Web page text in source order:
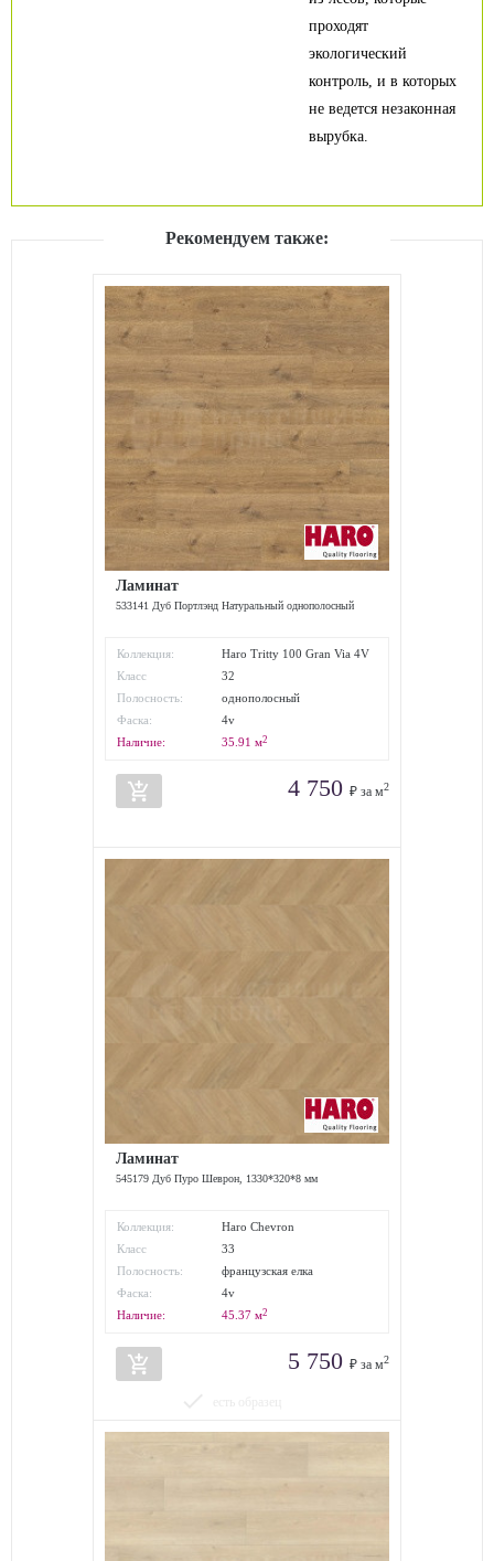
проходят
экологический
контроль, и в которых
не ведется незаконная
вырубка.
Рекомендуем также:
Ламинат
533141 Дуб Портлэнд Натуральный однополосный
Коллекция:
Haro Tritty 100 Gran Via 4V
Класс
износостойкости:
32
Полосность:
однополосный
Фаска:
4v
Наличие:
35.91 м2
add_shopping_cart 4 750 ₽ за м2
Ламинат
545179 Дуб Пуро Шеврон, 1330*320*8 мм
Коллекция:
Haro Chevron
Класс
износостойкости:
33
Полосность:
французская елка
Фаска:
4v
Наличие:
45.37 м2
add_shopping_cart 5 750 ₽ за м2